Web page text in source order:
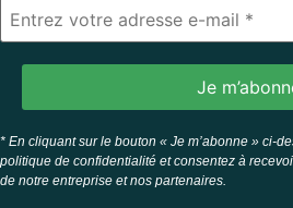
* En cliquant sur le bouton « Je m’abonne » ci-
politique de confidentialité et consentez à
de notre entreprise et nos partenaires.